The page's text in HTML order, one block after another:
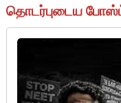
தொடர்புடைய